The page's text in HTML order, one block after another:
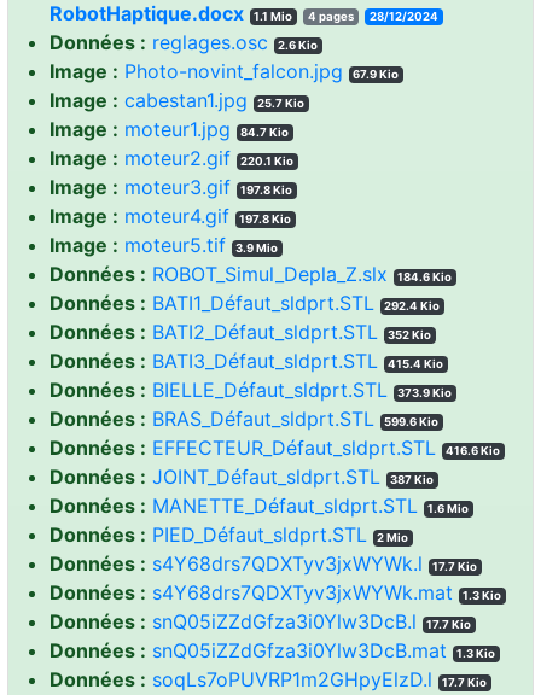
RobotHaptique.docx
1.1 Mio 4 pages 28/12/2024
Données : reglages.osc 2.6 Kio
Image : Photo-novint_falcon.jpg 67.9 Kio
Image : cabestan1.jpg 25.7 Kio
Image : moteur1.jpg 84.7 Kio
Image : moteur2.gif 220.1 Kio
Image : moteur3.gif 197.8 Kio
Image : moteur4.gif 197.8 Kio
Image : moteur5.tif 3.9 Mio
Données : ROBOT_Simul_Depla_Z.slx 184.6 Kio
Données : BATI1_Défaut_sldprt.STL 292.4 Kio
Données : BATI2_Défaut_sldprt.STL 352 Kio
Données : BATI3_Défaut_sldprt.STL 415.4 Kio
Données : BIELLE_Défaut_sldprt.STL 373.9 Kio
Données : BRAS_Défaut_sldprt.STL 599.6 Kio
Données : EFFECTEUR_Défaut_sldprt.STL 416.6 Kio
Données : JOINT_Défaut_sldprt.STL 387 Kio
Données : MANETTE_Défaut_sldprt.STL 1.6 Mio
Données : PIED_Défaut_sldprt.STL 2 Mio
Données : s4Y68drs7QDXTyv3jxWYWk.l 17.7 Kio
Données : s4Y68drs7QDXTyv3jxWYWk.mat 1.3 Kio
Données : snQ05iZZdGfza3i0Ylw3DcB.l 17.7 Kio
Données : snQ05iZZdGfza3i0Ylw3DcB.mat 1.3 Kio
Données : soqLs7oPUVRP1m2GHpyElzD.l 17.7 Kio